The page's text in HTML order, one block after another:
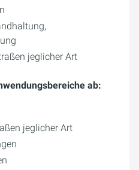
jeglicher Art
ab:
jeglicher Art